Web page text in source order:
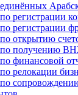
регистрации
регистрации
открытию
по получению
финансовой
релокации